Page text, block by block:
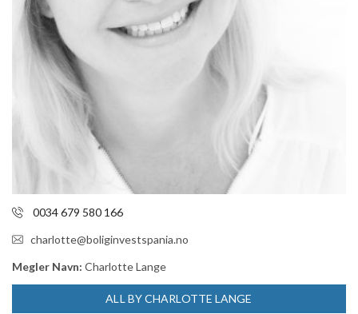
0034 679 580 166
charlotte@boliginvestspania.no
Megler Navn: Charlotte Lange
ALL BY CHARLOTTE LANGE